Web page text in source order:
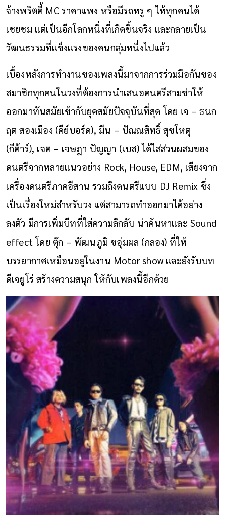
จ้างพริตตี้ MCราคาแพง หรือมีรถหรู ๆ ให้ทุกคนได้
เชยชม แต่เป็นอีกโลกหนึ่งที่เกิดขึ้นจริง และกลายเป็น
วัฒนธรรมที่แข็งแรงของคนกลุ่มหนึ่งไปแล้ว
เบื้องหลังการทำงานของเพลงนี้มาจากการร่วมมือกันของ
สมาชิกทุกคนในวงที่ต้องการนำเสนอดนตรีสามช่าให้
ออกมาทันสมัยเข้ากับยุคสมัยปัจจุบันที่สุด โดย เจ – ธนก
ฤต สองเมือง (คีย์บอร์ด), มีน – ปัณณสิทธิ์ สุขโหตุ
(กีต้าร์), เจต – เจษฎา ปัญญา (เบส) ได้ใส่ส่วนผสมของ
ดนตรีจากหลายแนวอย่าง Rock, House, EDM, เสียงจาก
เครื่องดนตรีภาคอีสาน รวมถึงดนตรีแบบ DJ Remix ซึ่ง
เป็นเรื่องใหม่สำหรับวง แต่สามารถทำออกมาได้อย่าง
ลงตัว มีการเพิ่มบีทที่ใส่ความลึกลับ น่าค้นหาและ Sound
effect โดย ตุ๊ก – พัฒนภูมิ ชอุ่มผล (กลอง) ที่ให้
บรรยากาศเหมือนอยู่ในงาน Motor showและยังรับบท
ดีเจยูโร่ สร้างความสนุก ให้กับเพลงนี้อีกด้วย